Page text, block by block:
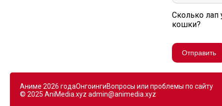
Сколько лап
кошки?
Отправить
Аниме 2026 годаОнгоингиВопросы или проблемы по сайту
© 2025 AniMedia.xyz admin@animedia.xyz